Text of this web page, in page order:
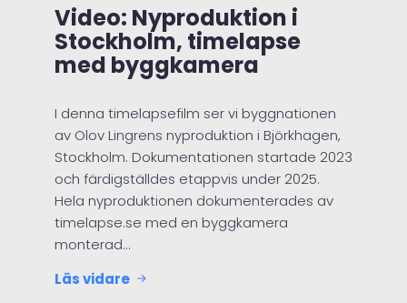
Video: Nyproduktion i
Stockholm, timelapse
med byggkamera
I denna timelapsefilm ser vi byggnationen
av Olov Lingrens nyproduktion i Björkhagen,
Stockholm. Dokumentationen startade 2023
och färdigställdes etappvis under 2025.
Hela nyproduktionen dokumenterades av
timelapse.se med en byggkamera
monterad…
Läs vidare